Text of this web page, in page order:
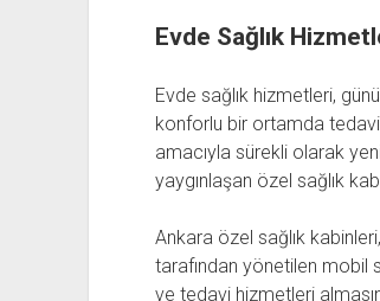
Evde Sağlık
Evde sağlık hizmetleri,
konforlu bir ortamda
amacıyla sürekli olarak
yaygınlaşan özel sağlık
Ankara özel sağlık
tarafından yönetilen mobil
ve tedavi hizmetleri